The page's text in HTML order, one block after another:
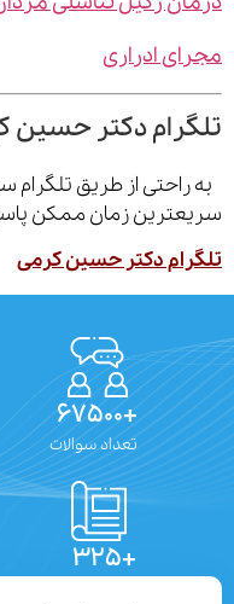
ادراری
دکتر حسین
از طریق تلگرام
زمان ممکن پاسخ خود
دکتر حسین کرمی
تعداد سوالات